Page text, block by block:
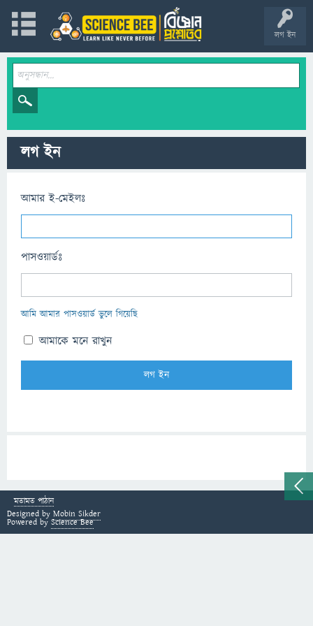
লগ ইন
লগ ইন
আমার ই-মেইলঃ
পাসওয়ার্ডঃ
আমি আমার পাসওয়ার্ড ভুলে গিয়েছি
আমাকে মনে রাখুন
মতামত পাঠান
Designed by Mobin Sikder
Powered by Science Bee